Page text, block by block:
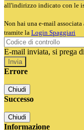
all'indirizzo indicato con le
Non hai una e-mail
tramite la Login Spaggiari
E-mail inviata, si prega
Errore
Chiudi
Successo
Chiudi
Informazione